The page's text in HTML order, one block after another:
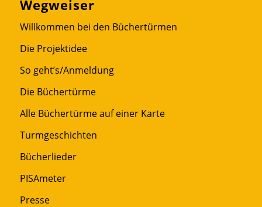
Wegweiser
Willkommen bei den Büchertürmen
Die Projektidee
So geht’s/Anmeldung
Die Büchertürme
Alle Büchertürme auf einer Karte
Turmgeschichten
Bücherlieder
PISAmeter
Presse